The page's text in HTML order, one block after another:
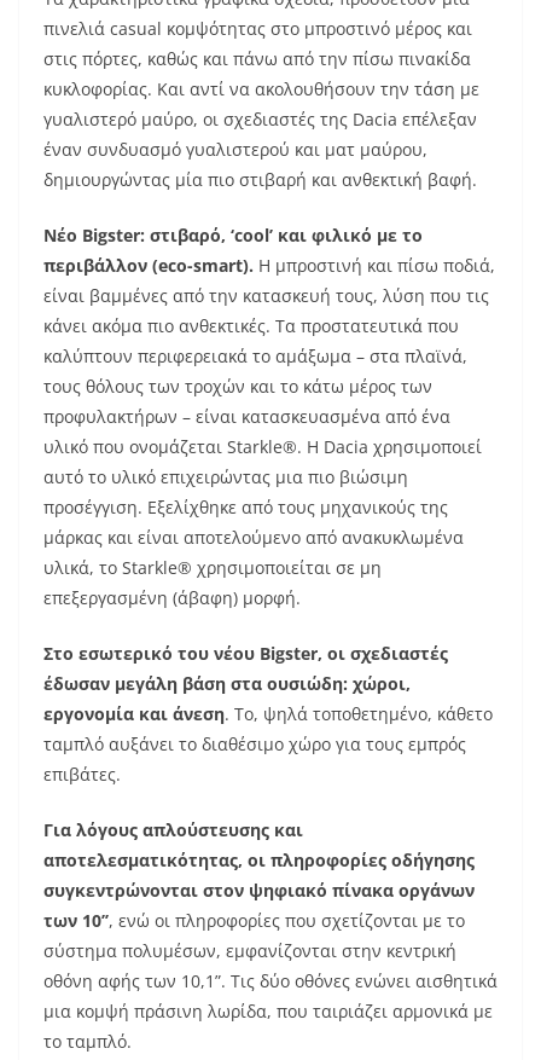
πινελιά casual κομψότητας στο μπροστινό μέρος και
στις πόρτες, καθώς και πάνω από την πίσω πινακίδα
κυκλοφορίας. Και αντί να ακολουθήσουν την τάση με
γυαλιστερό μαύρο, οι σχεδιαστές της Dacia επέλεξαν
έναν συνδυασμό γυαλιστερού και ματ μαύρου,
δημιουργώντας μία πιο στιβαρή και ανθεκτική βαφή.
Νέο Bigster: στιβαρό, ‘cool’ και φιλικό με το
περιβάλλον (eco-smart). Η μπροστινή και πίσω ποδιά,
είναι βαμμένες από την κατασκευή τους, λύση που τις
κάνει ακόμα πιο ανθεκτικές. Τα προστατευτικά που
καλύπτουν περιφερειακά το αμάξωμα – στα πλαϊνά,
τους θόλους των τροχών και το κάτω μέρος των
προφυλακτήρων – είναι κατασκευασμένα από ένα
υλικό που ονομάζεται Starkle®. Η Dacia χρησιμοποιεί
αυτό το υλικό επιχειρώντας μια πιο βιώσιμη
προσέγγιση. Εξελίχθηκε από τους μηχανικούς της
μάρκας και είναι αποτελούμενο από ανακυκλωμένα
υλικά, το Starkle® χρησιμοποιείται σε μη
επεξεργασμένη (άβαφη) μορφή.
Στο εσωτερικό του νέου Bigster, οι σχεδιαστές
έδωσαν μεγάλη βάση στα ουσιώδη: χώροι,
εργονομία και άνεση. Το, ψηλά τοποθετημένο, κάθετο
ταμπλό αυξάνει το διαθέσιμο χώρο για τους εμπρός
επιβάτες.
Για λόγους απλούστευσης και
αποτελεσματικότητας, οι πληροφορίες οδήγησης
συγκεντρώνονται στον ψηφιακό πίνακα οργάνων
των 10’’, ενώ οι πληροφορίες που σχετίζονται με το
σύστημα πολυμέσων, εμφανίζονται στην κεντρική
οθόνη αφής των 10,1”. Τις δύο οθόνες ενώνει αισθητικά
μια κομψή πράσινη λωρίδα, που ταιριάζει αρμονικά με
το ταμπλό.